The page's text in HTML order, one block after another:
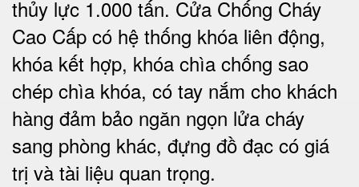
thủy lực 1.000 tấn. Cửa Chống Cháy
Cao Cấp có hệ thống khóa liên động,
khóa kết hợp, khóa chìa chống sao
chép chìa khóa, có tay nắm cho khách
hàng đảm bảo ngăn ngọn lửa cháy
sang phòng khác, đựng đồ đạc có giá
trị và tài liệu quan trọng.